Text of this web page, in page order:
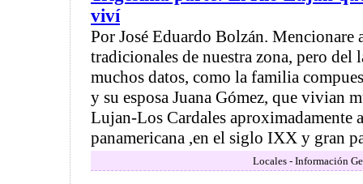
viví
Por José Eduardo Bolzán. Mencionare
tradicionales de nuestra zona, pero del
muchos datos, como la familia
y su esposa Juana Gómez, que vivian
Lujan-Los Cardales aproximadamente
panamericana ,en el siglo IXX y gran
Locales - Información